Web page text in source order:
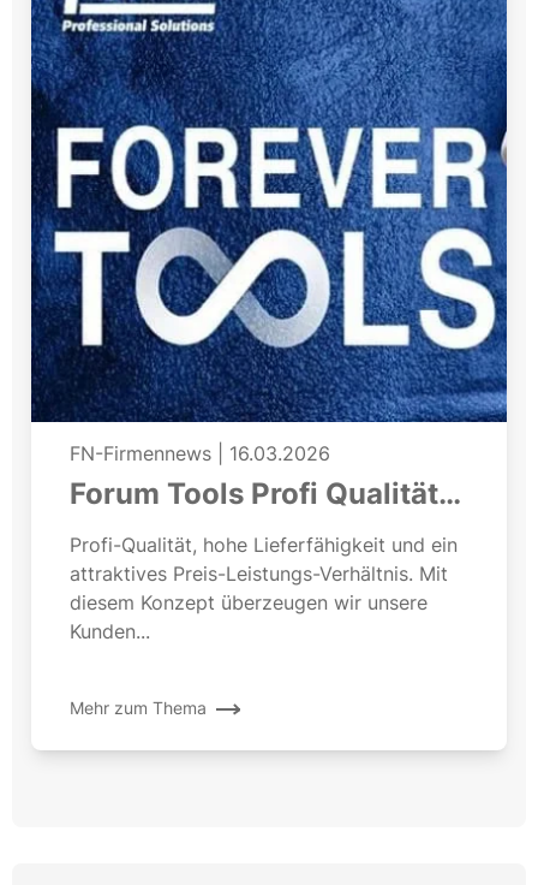
FN-Firmennews 16.03.2026
Forum Tools Profi Qualität
zum fairen Preis
Profi-Qualität, hohe Lieferfähigkeit und ein
attraktives Preis-Leistungs-Verhältnis. Mit
diesem Konzept überzeugen wir unsere
Kunden...
Mehr zum Thema